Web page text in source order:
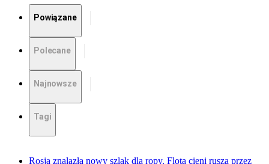
Powiązane
Polecane
Najnowsze
Tagi
Rosja znalazła nowy szlak dla ropy. Flota cieni rusza przez